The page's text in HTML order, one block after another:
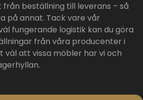
beställning till leverans – så
på annat. Tack vare vår
fungerande logistik kan du göra
från våra producenter i
väl att vissa möbler har vi och